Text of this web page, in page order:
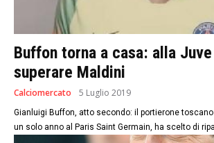
Buffon torna a casa: alla
superare Maldini
Calciomercato 5 Luglio 2019
Gianluigi Buffon, atto secondo: il portierone
un solo anno al Paris Saint Germain, ha scelto di